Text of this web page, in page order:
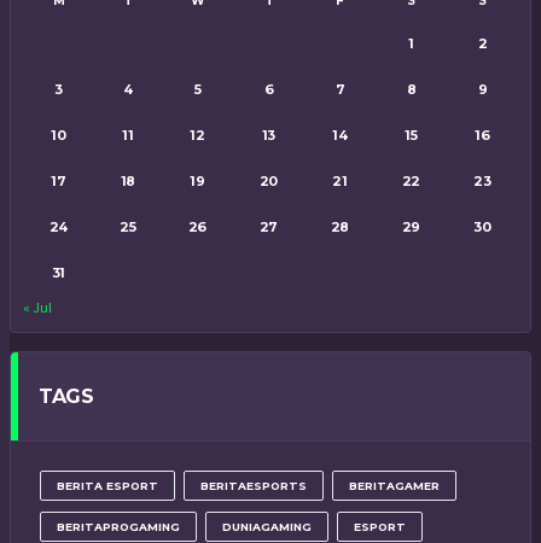
1 2
3 4 5 6 7 8 9
10 11 12 13 14 15 16
17 18 19 20 21 22 23
24 25 26 27 28 29 30
31
« Jul
TAGS
BERITA ESPORT BERITAESPORTS BERITAGAMER
BERITAPROGAMING DUNIAGAMING ESPORT